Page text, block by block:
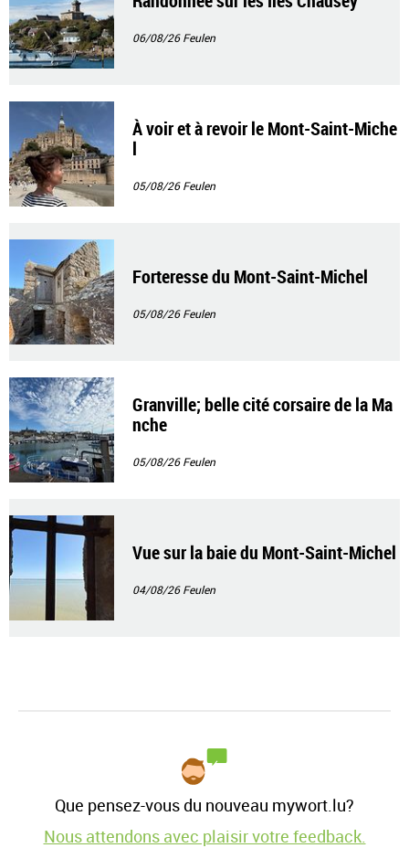
06/08/26Feulen
À voir et à revoir le Mont-Saint-Miche
l
05/08/26Feulen
Forteresse du Mont-Saint-Michel
05/08/26Feulen
Granville; belle cité corsaire de la Ma
nche
05/08/26Feulen
Vue sur la baie du Mont-Saint-Michel
04/08/26Feulen
Que pensez-vous du nouveau mywort.lu?
Nous attendons avec plaisir votre feedback.